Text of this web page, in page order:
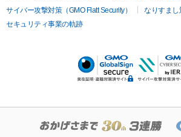
サイバー攻撃対策（GMO Flatt Security）
なりすまし
セキュリティ事業の軌跡
KUSANAGIについての質